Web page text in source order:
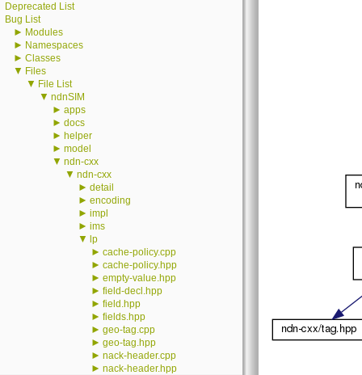
Deprecated List
Bug List
► Modules
► Namespaces
► Classes
▼ Files
▼ File List
▼ ndnSIM
► apps
► docs
► helper
► model
▼ ndn-cxx
▼ ndn-cxx
► detail
► encoding
► impl
► ims
▼ lp
► cache-policy.cpp
► cache-policy.hpp
► empty-value.hpp
► field-decl.hpp
► field.hpp
► fields.hpp
► geo-tag.cpp
► geo-tag.hpp
► nack-header.cpp
► nack-header.hpp